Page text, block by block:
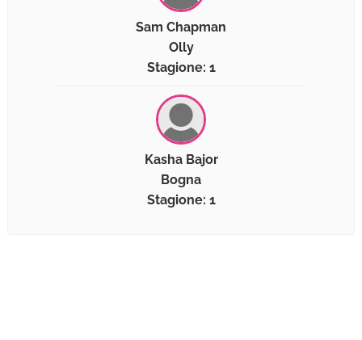
Sam Chapman
Olly
Stagione: 1
Kasha Bajor
Bogna
Stagione: 1